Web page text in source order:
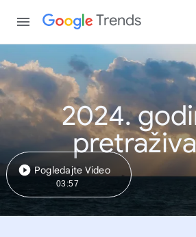
Trends
2024.
Pogledajte Video
03:57